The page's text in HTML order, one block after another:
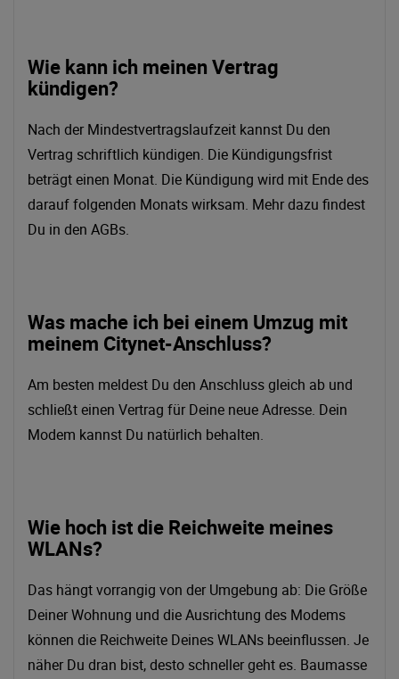
Wie kann ich meinen Vertrag
kündigen?
Nach der Mindestvertragslaufzeit kannst Du den
Vertrag schriftlich kündigen. Die Kündigungsfrist
beträgt einen Monat. Die Kündigung wird mit Ende des
darauf folgenden Monats wirksam. Mehr dazu findest
Du in den AGBs.
Was mache ich bei einem Umzug mit
meinem Citynet-Anschluss?
Am besten meldest Du den Anschluss gleich ab und
schließt einen Vertrag für Deine neue Adresse. Dein
Modem kannst Du natürlich behalten.
Wie hoch ist die Reichweite meines
WLANs?
Das hängt vorrangig von der Umgebung ab: Die Größe
Deiner Wohnung und die Ausrichtung des Modems
können die Reichweite Deines WLANs beeinflussen. Je
näher Du dran bist, desto schneller geht es. Baumasse